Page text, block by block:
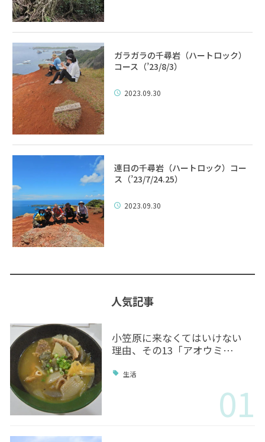
ガラガラの千尋岩（ハートロック）
コース（’23/8/3）
2023.09.30
連日の千尋岩（ハートロック）コー
ス（’23/7/24.25）
2023.09.30
人気記事
小笠原に来なくてはいけない
理由、その13「アオウミ…
生活
01